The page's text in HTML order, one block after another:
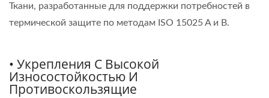
Ткани, разработанные для поддержки потребностей в
термической защите по методам ISO 15025 A и B.
• Укрепления С Высокой
Износостойкостью И
Противоскользящие